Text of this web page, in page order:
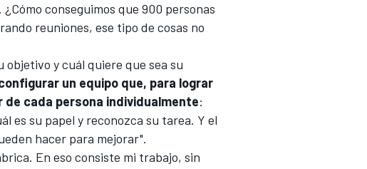
conseguimos que 900 personas
reuniones, ese tipo de cosas no
objetivo y cuál quiere que sea su
un equipo que, para lograr
cada persona individualmente:
es su papel y reconozca su tarea. Y el
hacer para mejorar".
En eso consiste mi trabajo, sin